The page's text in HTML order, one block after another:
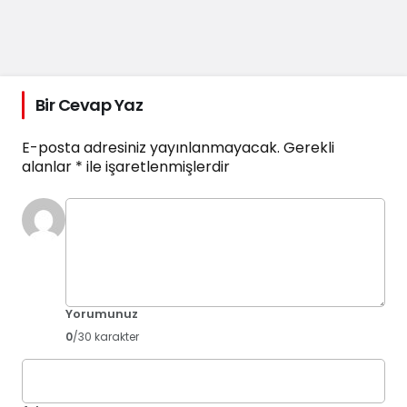
Bir Cevap Yaz
E-posta adresiniz yayınlanmayacak. Gerekli
alanlar * ile işaretlenmişlerdir
Yorumunuz
0/30 karakter